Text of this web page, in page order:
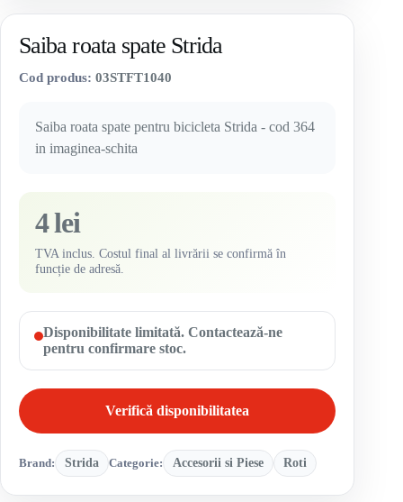
Saiba roata spate Strida
Cod produs: 03STFT1040
Saiba roata spate pentru bicicleta Strida - cod 364
in imaginea-schita
4 lei
TVA inclus. Costul final al livrării se confirmă în
funcție de adresă.
Disponibilitate limitată. Contactează-ne
pentru confirmare stoc.
Verifică disponibilitatea
Brand: Strida Categorie: Accesorii si Piese Roti